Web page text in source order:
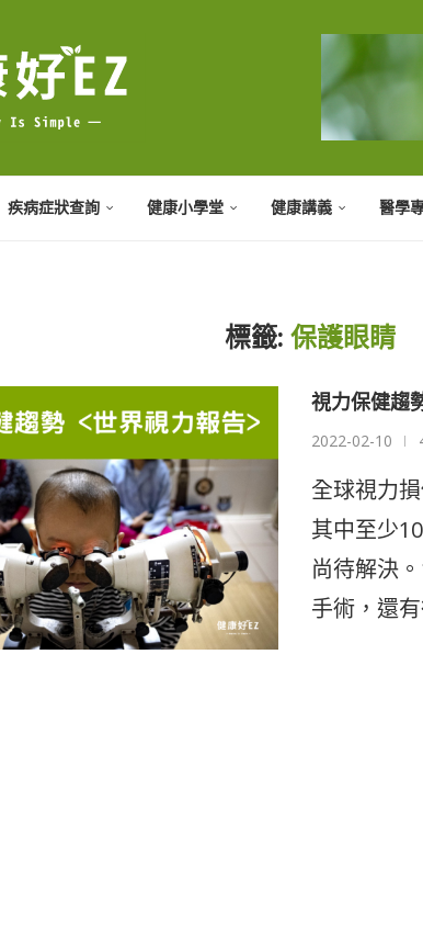
疾病症狀查詢 健康小學堂 健康講義 醫學
標籤: 保護眼睛
視力保健趨
2022-02-10
全球視力
其中至少
尚待解決
手術，還